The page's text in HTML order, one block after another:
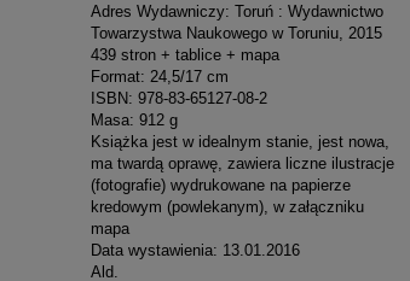
Adres Wydawniczy: Toruń : Wydawnictwo
Towarzystwa Naukowego w Toruniu, 2015
439 stron + tablice + mapa
Format: 24,5/17 cm
ISBN: 978-83-65127-08-2
Masa: 912 g
Książka jest w idealnym stanie, jest nowa,
ma twardą oprawę, zawiera liczne ilustracje
(fotografie) wydrukowane na papierze
kredowym (powlekanym), w załączniku
mapa
Data wystawienia: 13.01.2016
Ald.